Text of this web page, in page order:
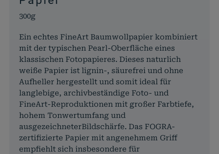
300g
Ein echtes FineArt Baumwollpapier kombiniert
mit der typischen Pearl-Oberfläche eines
klassischen Fotopapieres. Dieses naturlich
weiße Papier ist lignin-, säurefrei und ohne
Aufheller hergestellt und somit ideal für
langlebige, archivbeständige Foto- und
FineArt-Reproduktionen mit großer Farbtiefe,
hohem Tonwertumfang und
ausgezeichneterBildschärfe. Das FOGRA-
zertifizierte Papier mit angenehmem Griff
empfiehlt sich insbesondere für
pll_language
der
woocommerce_cart_hash
rauch-
papiere.de
wc_cart_hash_*
rauch-
papiere.de